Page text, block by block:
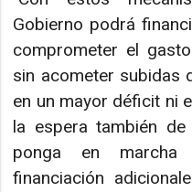
Gobierno podrá
comprometer el
sin acometer subidas
en un mayor déficit ni
la espera también
ponga en marcha
financiación